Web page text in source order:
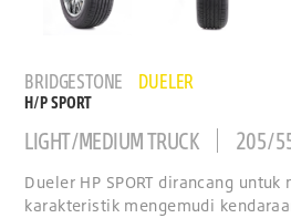
BRIDGESTONE DUELER
H/P SPORT
LIGHT/MEDIUM TRUCK 205/
Dueler HP SPORT dirancang untuk
karakteristik mengemudi